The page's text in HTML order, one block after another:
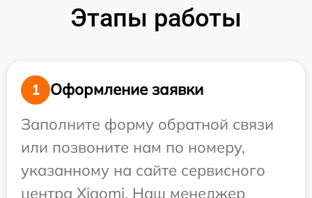
Этапы работы
1
Оформление заявки
Заполните форму обратной связи
или позвоните нам по номеру,
указанному на сайте сервисного
центра Xiaomi. Наш менеджер